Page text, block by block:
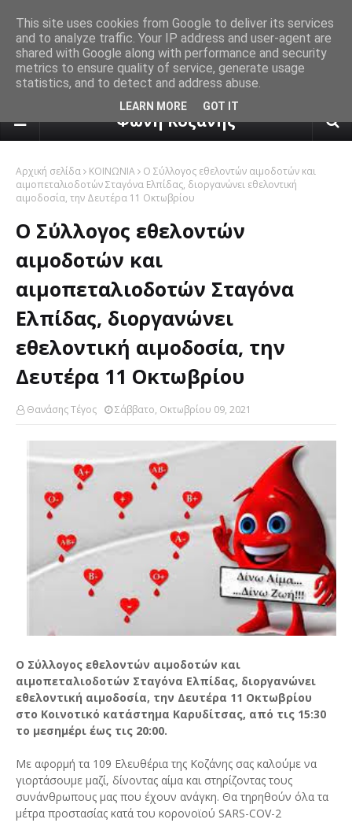
πρόγνωση καιρού από το
Φωνή Κοζάνης
Αρχική σελίδα ΚΟΙΝΩΝΙΑ
Ο Σύλλογος εθελοντών αιμοδοτών και
αιμοπεταλιοδοτών Σταγόνα Ελπίδας, διοργανώνει εθελοντική
αιμοδοσία, την Δευτέρα 11 Οκτωβρίου
Ο Σύλλογος εθελοντών
αιμοδοτών και
αιμοπεταλιοδοτών Σταγόνα
Ελπίδας, διοργανώνει
εθελοντική αιμοδοσία, την
Δευτέρα 11 Οκτωβρίου
Θανάσης Τέγος Σάββατο, Οκτωβρίου 09, 2021
Ο Σύλλογος εθελοντών αιμοδοτών και
αιμοπεταλιοδοτών Σταγόνα Ελπίδας, διοργανώνει
εθελοντική αιμοδοσία, την Δευτέρα 11 Οκτωβρίου
στο Κοινοτικό κατάστημα Καρυδίτσας, από τις 15:30
το μεσημέρι έως τις 20:00.
Με αφορμή τα 109 Ελευθέρια της Κοζάνης σας καλούμε να
γιορτάσουμε μαζί, δίνοντας αίμα και στηρίζοντας τους
συνάνθρωπους μας που έχουν ανάγκη. Θα τηρηθούν όλα τα
μέτρα προστασίας κατά του κορονοϊού SARS-COV-2
This site uses cookies from Google to deliver its services
and to analyze traffic. Your IP address and user-agent are
shared with Google along with performance and security
metrics to ensure quality of service, generate usage
statistics, and to detect and address abuse.
LEARN MORE GOT IT